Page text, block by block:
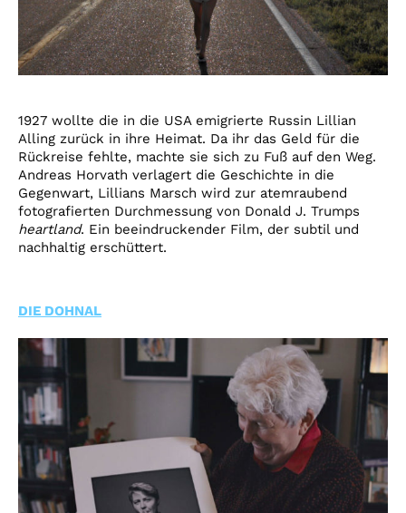
1927 wollte die in die USA emigrierte Russin Lillian
Alling zurück in ihre Heimat. Da ihr das Geld für die
Rückreise fehlte, machte sie sich zu Fuß auf den Weg.
Andreas Horvath verlagert die Geschichte in die
Gegenwart, Lillians Marsch wird zur atemraubend
fotografierten Durchmessung von Donald J. Trumps
heartland. Ein beeindruckender Film, der subtil und
nachhaltig erschüttert.
DIE DOHNAL